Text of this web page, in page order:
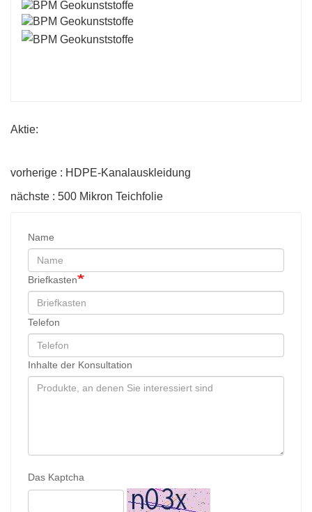
Aktie:
vorherige : HDPE-Kanalauskleidung
nächste : 500 Mikron Teichfolie
Name
Briefkasten
Telefon
Inhalte der Konsultation
Das Kaptcha